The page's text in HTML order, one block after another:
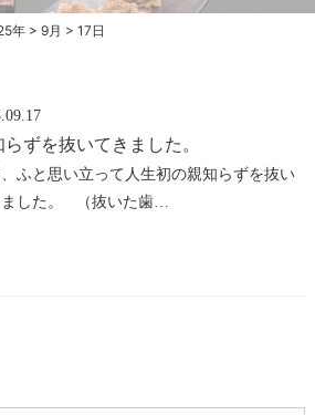
年> 9月 > 17日
らずを抜いてきました。
ふと思い立って人生初の親知らずを抜い
ました。 （抜いた歯…